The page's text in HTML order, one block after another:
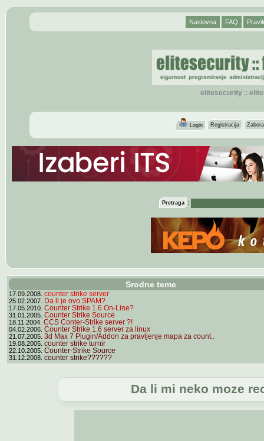
Naslovna FAQ
elitesecurity::
Login Registracija
Pretraga :
Srodne teme
17.09.2008. counter strike server
25.02.2007.
Da li je ovo SPAM?
17.05.2010. Counter Strike 1.6 On-Line?
31.01.2005. Counter Strike Source
18.11.2004. CCS Conter-Strike server ?!
04.02.2006. Counter Strike 1.6 server za linux
21.07.2005. 3d Max 7 Plugin/Addon za pravljenje mapa za count..
19.08.2005. counter strike turnir
22.10.2005. Counter-Strike Source
31.12.2008. counter strike??????
Da li mi neko moze